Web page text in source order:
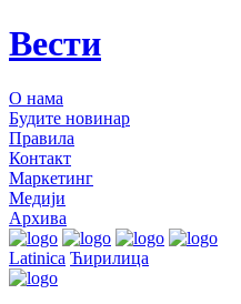
Вести
О нама
Будите новинар
Правила
Контакт
Маркетинг
Медији
Архива
Latinica Ћирилица